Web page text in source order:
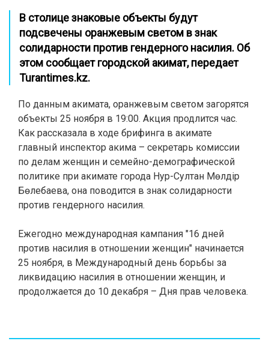
В столице знаковые объекты будут
подсвечены оранжевым светом в знак
солидарности против гендерного насилия. Об
этом сообщает городской акимат, передает
Turantimes.kz.
По данным акимата, оранжевым светом загорятся
объекты 25 ноября в 19:00. Акция продлится час.
Как рассказала в ходе брифинга в акимате
главный инспектор акима – секретарь комиссии
по делам женщин и семейно-демографической
политике при акимате города Нур-Султан Мөлдір
Бөлебаева, она поводится в знак солидарности
против гендерного насилия.
Ежегодно международная кампания "16 дней
против насилия в отношении женщин" начинается
25 ноября, в Международный день борьбы за
ликвидацию насилия в отношении женщин, и
продолжается до 10 декабря – Дня прав человека.